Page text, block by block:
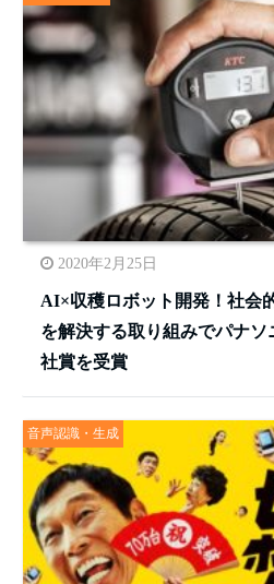
2020年2月25日
AI×収穫ロボット開発！社会
を解決する取り組みでパナ
社賞を受賞
音声認識・生成